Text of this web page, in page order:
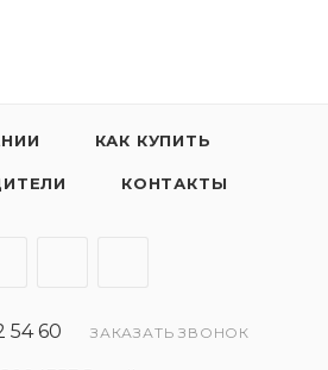
КАК КУПИТЬ
КОНТАКТЫ
54 60 ЗАКАЗАТЬ ЗВОНОК